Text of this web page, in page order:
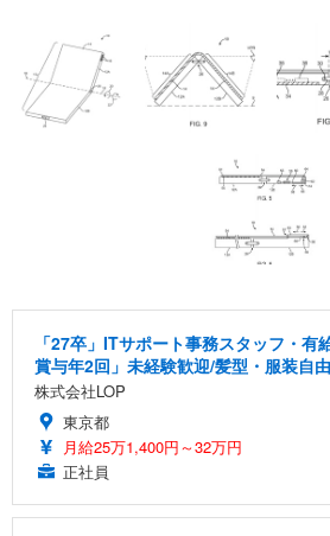
「27卒」ITサポート事務スタッフ・有
賞与年2回」未経験歓迎/髪型・服装自
株式会社LOP
東京都
月給25万1,400円～32万円
正社員